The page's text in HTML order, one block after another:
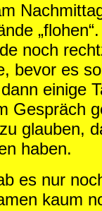
noch
bevor es
einige
Gespräch
glauben,
haben.
es nur
kaum